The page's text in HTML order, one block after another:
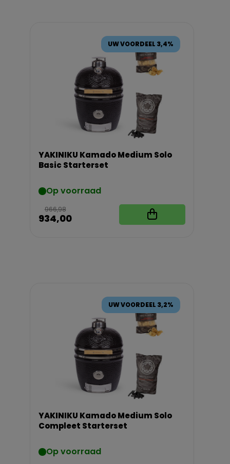
UW VOORDEEL 3,4%
YAKINIKU Kamado Medium Solo
Basic Starterset
Op voorraad
966,98
934,00
UW VOORDEEL 3,2%
YAKINIKU Kamado Medium Solo
Compleet Starterset
Op voorraad